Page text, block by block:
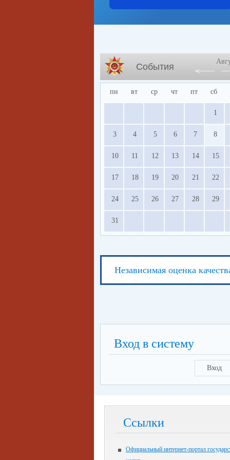
События
пн вт ср чт пт сб
1
3 4 5 6 7 8
10 11 12 13 14 15
17 18 19 20 21 22
24 25 26 27 28 29
31
Независимая оценка
Вход в систему
Вход
Ссылки
Официальный интернет-портал